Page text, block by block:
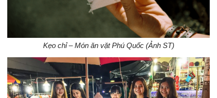
Kẹo chỉ – Món ăn vặt Phú Quốc (Ảnh ST)